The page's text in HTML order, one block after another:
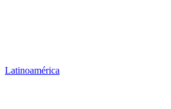
Latinoamérica